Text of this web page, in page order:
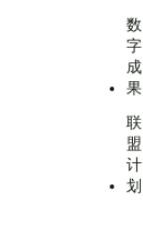
数
字
成
果
联
盟
计
划